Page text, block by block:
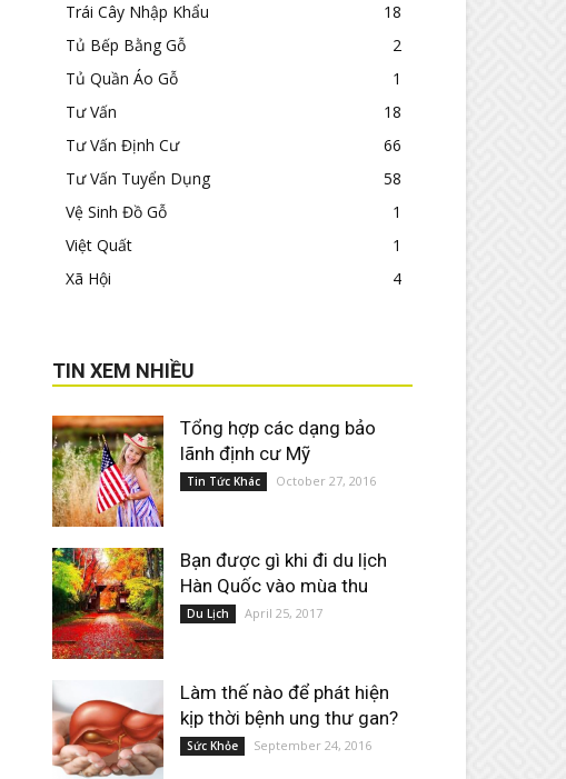
Trái Cây Nhập Khẩu
18
Tủ Bếp Bằng Gỗ
2
Tủ Quần Áo Gỗ
1
Tư Vấn
18
Tư Vấn Định Cư
66
Tư Vấn Tuyển Dụng
58
Vệ Sinh Đồ Gỗ
1
Việt Quất
1
Xã Hội
4
TIN XEM NHIỀU
Tổng hợp các dạng bảo
lãnh định cư Mỹ
Tin Tức Khác October 27, 2016
Bạn được gì khi đi du lịch
Hàn Quốc vào mùa thu
Du Lịch April 25, 2017
Làm thế nào để phát hiện
kịp thời bệnh ung thư gan?
Sức Khỏe September 24, 2016